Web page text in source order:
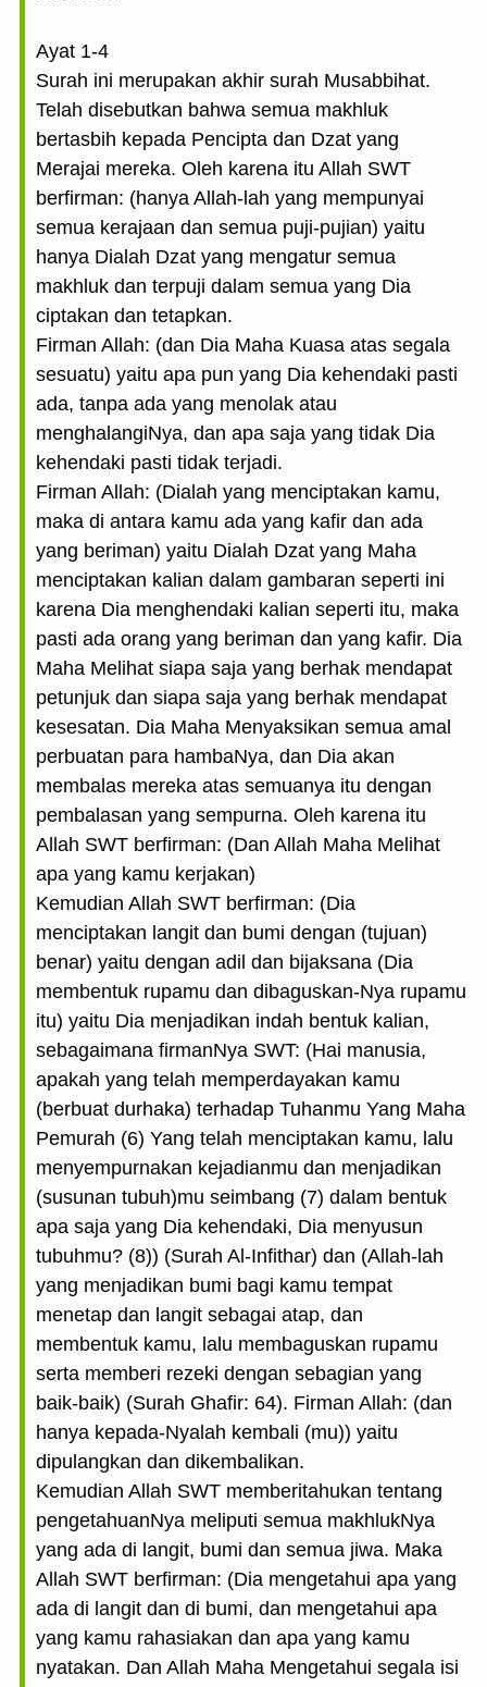
Ayat 1-4
Surah ini merupakan akhir surah Musabbihat.
Telah disebutkan bahwa semua makhluk
bertasbih kepada Pencipta dan Dzat yang
Merajai mereka. Oleh karena itu Allah SWT
berfirman: (hanya Allah-lah yang mempunyai
semua kerajaan dan semua puji-pujian) yaitu
hanya Dialah Dzat yang mengatur semua
makhluk dan terpuji dalam semua yang Dia
ciptakan dan tetapkan.
Firman Allah: (dan Dia Maha Kuasa atas segala
sesuatu) yaitu apa pun yang Dia kehendaki pasti
ada, tanpa ada yang menolak atau
menghalangiNya, dan apa saja yang tidak Dia
kehendaki pasti tidak terjadi.
Firman Allah: (Dialah yang menciptakan kamu,
maka di antara kamu ada yang kafir dan ada
yang beriman) yaitu Dialah Dzat yang Maha
menciptakan kalian dalam gambaran seperti ini
karena Dia menghendaki kalian seperti itu, maka
pasti ada orang yang beriman dan yang kafir. Dia
Maha Melihat siapa saja yang berhak mendapat
petunjuk dan siapa saja yang berhak mendapat
kesesatan. Dia Maha Menyaksikan semua amal
perbuatan para hambaNya, dan Dia akan
membalas mereka atas semuanya itu dengan
pembalasan yang sempurna. Oleh karena itu
Allah SWT berfirman: (Dan Allah Maha Melihat
apa yang kamu kerjakan)
Kemudian Allah SWT berfirman: (Dia
menciptakan langit dan bumi dengan (tujuan)
benar) yaitu dengan adil dan bijaksana (Dia
membentuk rupamu dan dibaguskan-Nya rupamu
itu) yaitu Dia menjadikan indah bentuk kalian,
sebagaimana firmanNya SWT: (Hai manusia,
apakah yang telah memperdayakan kamu
(berbuat durhaka) terhadap Tuhanmu Yang Maha
Pemurah (6) Yang telah menciptakan kamu, lalu
menyempurnakan kejadianmu dan menjadikan
(susunan tubuh)mu seimbang (7) dalam bentuk
apa saja yang Dia kehendaki, Dia menyusun
tubuhmu? (8)) (Surah Al-Infithar) dan (Allah-lah
yang menjadikan bumi bagi kamu tempat
menetap dan langit sebagai atap, dan
membentuk kamu, lalu membaguskan rupamu
serta memberi rezeki dengan sebagian yang
baik-baik) (Surah Ghafir: 64). Firman Allah: (dan
hanya kepada-Nyalah kembali (mu)) yaitu
dipulangkan dan dikembalikan.
Kemudian Allah SWT memberitahukan tentang
pengetahuanNya meliputi semua makhlukNya
yang ada di langit, bumi dan semua jiwa. Maka
Allah SWT berfirman: (Dia mengetahui apa yang
ada di langit dan di bumi, dan mengetahui apa
yang kamu rahasiakan dan apa yang kamu
nyatakan. Dan Allah Maha Mengetahui segala isi